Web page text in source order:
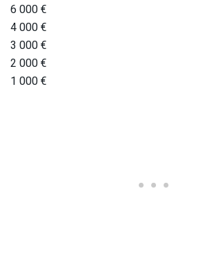
6 000 €
4 000 €
3 000 €
2 000 €
1 000 €